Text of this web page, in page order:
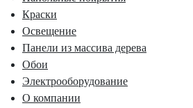
Краски
Освещение
Панели из массива дерева
Обои
Электрооборудование
О компании